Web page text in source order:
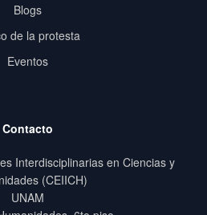
Blogs
de la protesta
Eventos
Contacto
Interdisciplinarias en Ciencias y
(CEIICH)
UNAM